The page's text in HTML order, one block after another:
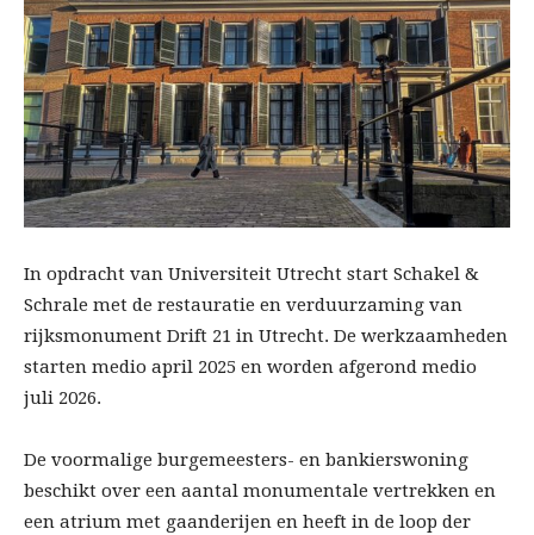
In opdracht van Universiteit Utrecht start Schakel &
Schrale met de restauratie en verduurzaming van
rijksmonument Drift 21 in Utrecht. De werkzaamheden
starten medio april 2025 en worden afgerond medio
juli 2026.
De voormalige burgemeesters- en bankierswoning
beschikt over een aantal monumentale vertrekken en
een atrium met gaanderijen en heeft in de loop der